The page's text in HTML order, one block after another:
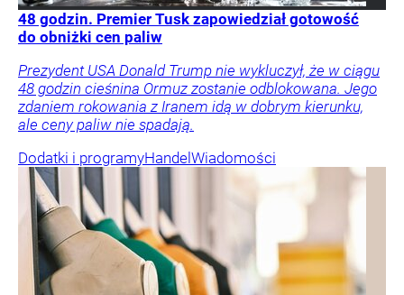
48 godzin. Premier Tusk zapowiedział gotowość
do obniżki cen paliw
Prezydent USA Donald Trump nie wykluczył, że w ciągu
48 godzin cieśnina Ormuz zostanie odblokowana. Jego
zdaniem rokowania z Iranem idą w dobrym kierunku,
ale ceny paliw nie spadają.
Dodatki i programyHandel Wiadomości